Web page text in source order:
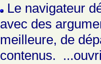
Le navigateur
avec des
meilleure, de
contenus.